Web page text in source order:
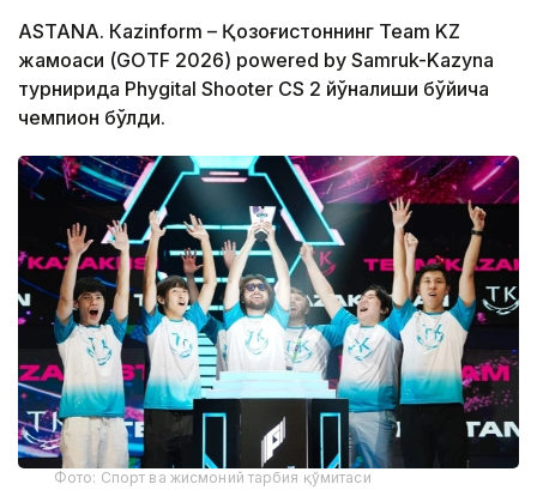
ASTANА. Кazinform – Қозоғистоннинг Team KZ
жамоаси (GOTF 2026) powered by Samruk-Kazyna
турнирида Phygital Shooter CS 2 йўналиши бўйича
чемпион бўлди.
Фото: Спорт ва жисмоний тарбия қўмитаси